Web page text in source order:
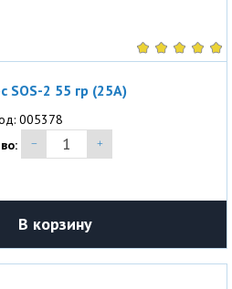
SOS-2 55 гр (25A)
005378
В корзину